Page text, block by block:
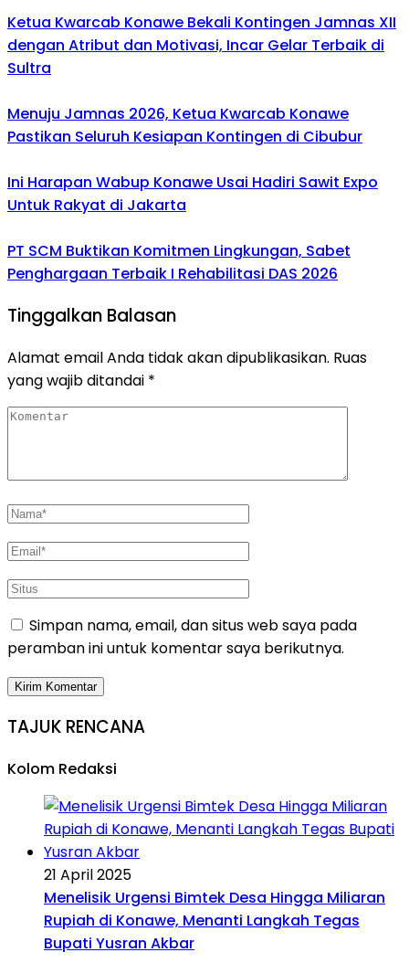
Ketua Kwarcab Konawe Bekali Kontingen Jamnas XII
dengan Atribut dan Motivasi, Incar Gelar Terbaik di
Sultra
Menuju Jamnas 2026, Ketua Kwarcab Konawe
Pastikan Seluruh Kesiapan Kontingen di Cibubur
Ini Harapan Wabup Konawe Usai Hadiri Sawit Expo
Untuk Rakyat di Jakarta
PT SCM Buktikan Komitmen Lingkungan, Sabet
Penghargaan Terbaik I Rehabilitasi DAS 2026
Tinggalkan Balasan
Alamat email Anda tidak akan dipublikasikan. Ruas
yang wajib ditandai *
Simpan nama, email, dan situs web saya pada
peramban ini untuk komentar saya berikutnya.
TAJUK RENCANA
Kolom Redaksi
21 April 2025
Menelisik Urgensi Bimtek Desa Hingga Miliaran
Rupiah di Konawe, Menanti Langkah Tegas
Bupati Yusran Akbar